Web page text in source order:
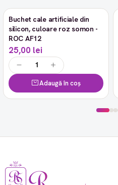
Buchet cale artificiale din
silicon, culoare roz somon -
ROC AF12
25,00 lei
Adaugă în coș